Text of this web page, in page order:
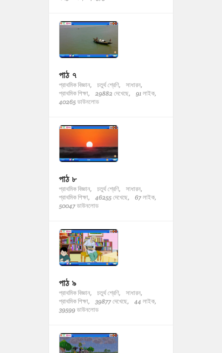
পাঠ ৭
প্রাথমিক বিজ্ঞান, চতুর্থ শ্রেণি,
সাধারন,
প্রাথমিক শিক্ষা,
29882 দেখেছে,
91 লাইক,
40265 ডাউনলোড
পাঠ ৮
প্রাথমিক বিজ্ঞান, চতুর্থ শ্রেণি,
সাধারন,
প্রাথমিক শিক্ষা,
46255 দেখেছে,
67 লাইক,
50047 ডাউনলোড
পাঠ ৯
প্রাথমিক বিজ্ঞান, চতুর্থ শ্রেণি,
সাধারন,
প্রাথমিক শিক্ষা,
39877 দেখেছে,
44 লাইক,
39599 ডাউনলোড